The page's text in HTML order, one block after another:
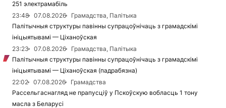
251 электрамабіль
23:48
07.08.2026
Грамадства, Палітыка
Палітычныя структуры павінны супрацоўнічаць з грамадскімі
ініцыятывамі — Ціханоўская
23:23
07.08.2026
Грамадства, Палітыка
Палітычныя структуры павінны супрацоўнічаць з грамадскімі
ініцыятывамі — Ціханоўская (падрабязна)
22:02
07.08.2026
Грамадства
Рассельгаснагляд не прапусціў у Пскоўскую вобласць 1 тону
масла з Беларусі